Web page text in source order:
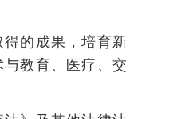
的成果，培育新
教育、医疗、交